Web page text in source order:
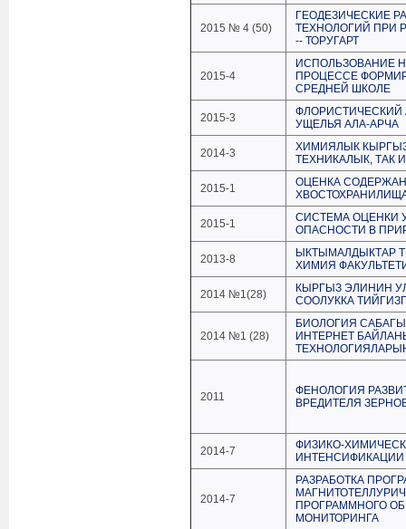
2015 № 4 (50)
ГЕОДЕЗИЧЕСКИЕ
ТЕХНОЛОГИЙ ПРИ
-- ТОРУГАРТ
2015-4
ИСПОЛЬЗОВАНИЕ
ПРОЦЕССЕ
СРЕДНЕЙ ШКОЛЕ
2015-3
УЩЕЛЬЯ АЛА-АРЧА
2014-3
ХИМИЯЛЫК
ТЕХНИКАЛЫК, ТАК
2015-1
ОЦЕНКА
2015-1
СИСТЕМА ОЦЕНКИ
ОПАСНОСТИ В
2013-8
ЫКТЫМАЛДЫКТАР
ХИМИЯ
2014 №1(28)
КЫРГЫЗ ЭЛИНИН
СООЛУККА
2014 №1 (28)
БИОЛОГИЯ
ИНТЕРНЕТ
2011
ФЕНОЛОГИЯ
ВРЕДИТЕЛЯ
2014-7
ФИЗИКО-
2014-7
РАЗРАБОТКА
ПРОГРАММНОГО
МОНИТОРИНГА